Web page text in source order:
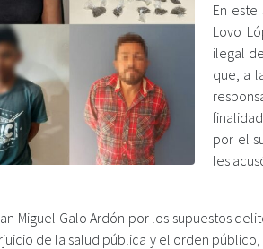
En
Lovo
ilegal
que, a
por el
les
Miguel Galo Ardón por los supuestos
de la salud pública y el orden público,